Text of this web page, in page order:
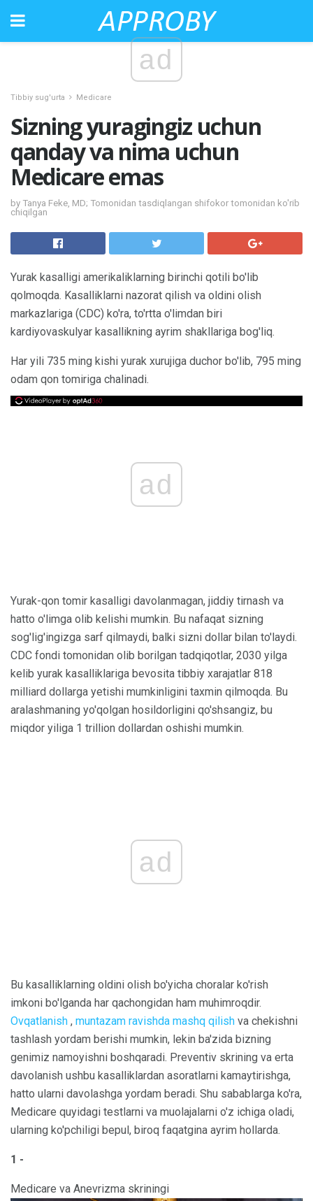
ad
Tibbiy sug'urta Medicare
Sizning yuragingiz uchun
qanday va nima uchun
Medicare emas
by Tanya Feke, MD; Tomonidan tasdiqlangan shifokor tomonidan ko'rib
chiqilgan
Yurak kasalligi amerikaliklarning birinchi qotili bo'lib
qolmoqda. Kasalliklarni nazorat qilish va oldini olish
markazlariga (CDC) ko'ra, to'rtta o'limdan biri
kardiyovaskulyar kasallikning ayrim shakllariga bog'liq.
Har yili 735 ming kishi yurak xurujiga duchor bo'lib, 795 ming
odam qon tomiriga chalinadi.
ad
Yurak-qon tomir kasalligi davolanmagan, jiddiy tirnash va
hatto o'limga olib kelishi mumkin. Bu nafaqat sizning
sog'lig'ingizga sarf qilmaydi, balki sizni dollar bilan to'laydi.
CDC fondi tomonidan olib borilgan tadqiqotlar, 2030 yilga
kelib yurak kasalliklariga bevosita tibbiy xarajatlar 818
milliard dollarga yetishi mumkinligini taxmin qilmoqda. Bu
aralashmaning yo'qolgan hosildorligini qo'shsangiz, bu
miqdor yiliga 1 trillion dollardan oshishi mumkin.
ad
Bu kasalliklarning oldini olish bo'yicha choralar ko'rish
imkoni bo'lganda har qachongidan ham muhimroqdir.
Ovqatlanish , muntazam ravishda mashq qilish va chekishni
tashlash yordam berishi mumkin, lekin ba'zida bizning
genimiz namoyishni boshqaradi. Preventiv skrining va erta
davolanish ushbu kasalliklardan asoratlarni kamaytirishga,
hatto ularni davolashga yordam beradi. Shu sabablarga ko'ra,
Medicare quyidagi testlarni va muolajalarni o'z ichiga oladi,
ularning ko'pchiligi bepul, biroq faqatgina ayrim hollarda.
1 -
Medicare va Anevrizma skriningi